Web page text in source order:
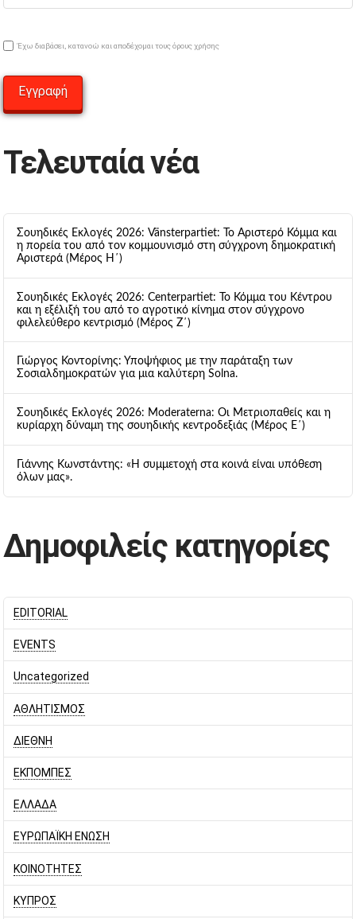
Έχω διαβάσει, κατανοώ και αποδέχομαι τους όρους χρήσης
Τελευταία νέα
Σουηδικές Εκλογές 2026: Vänsterpartiet: Το Αριστερό Κόμμα και
η πορεία του από τον κομμουνισμό στη σύγχρονη δημοκρατική
Αριστερά (Μέρος Η΄)
Σουηδικές Εκλογές 2026: Centerpartiet: Το Κόμμα του Κέντρου
και η εξέλιξή του από το αγροτικό κίνημα στον σύγχρονο
φιλελεύθερο κεντρισμό (Μέρος Ζ΄)
Γιώργος Κοντορίνης: Υποψήφιος με την παράταξη των
Σοσιαλδημοκρατών για μια καλύτερη Solna.
Σουηδικές Εκλογές 2026: Moderaterna: Οι Μετριοπαθείς και η
κυρίαρχη δύναμη της σουηδικής κεντροδεξιάς (Μέρος Ε΄)
Γιάννης Κωνστάντης: «Η συμμετοχή στα κοινά είναι υπόθεση
όλων μας».
Δημοφιλείς κατηγορίες
EDITORIAL
EVENTS
Uncategorized
ΑΘΛΗΤΙΣΜΟΣ
ΔΙΕΘΝΗ
ΕΚΠΟΜΠΕΣ
ΕΛΛΑΔΑ
ΕΥΡΩΠΑΪΚΗ ΕΝΩΣΗ
ΚΟΙΝΟΤΗΤΕΣ
ΚΥΠΡΟΣ